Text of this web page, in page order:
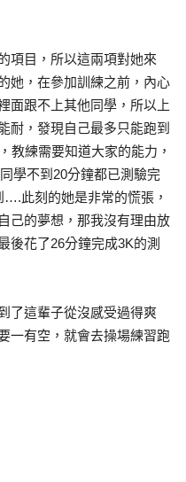
項目，所以這兩項對她來
她，在參加訓練之前，內心
面跟不上其他同學，所以上
耐，發現自己最多只能跑到
教練需要知道大家的能力，
學不到20分鐘都已測驗完
此刻的她是非常的慌張，
己的夢想，那我沒有理由放
後花了26分鐘完成3K的測
了這輩子從沒感受過得爽
一有空，就會去操場練習跑